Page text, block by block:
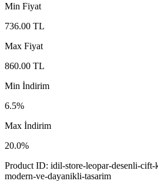
Min Fiyat
736.00 TL
Max Fiyat
860.00 TL
Min İndirim
6.5%
Max İndirim
20.0%
Product ID: idil-store-leopar-desenli-
modern-ve-dayanikli-tasarim